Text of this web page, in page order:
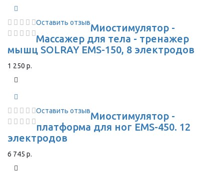
Оставить отзывМиостимулятор -
Массажер для тела - тренажер
мышц SOLRAY EMS-150, 8 электродов
1 250 р.
Оставить отзывМиостимулятор -
платформа для ног EMS-450. 12
электродов
6 745 р.